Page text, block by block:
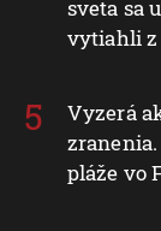
sveta sa
vytiahli z
Vyzerá
pláže vo